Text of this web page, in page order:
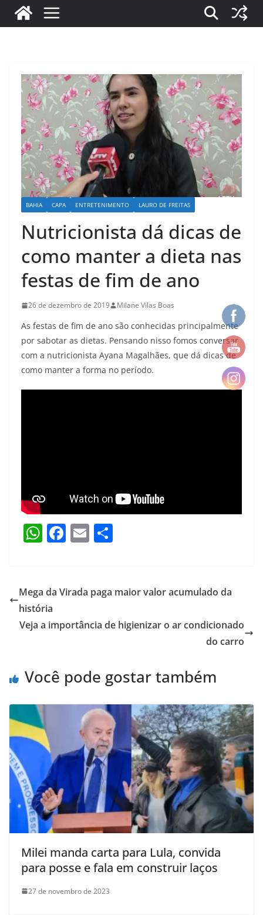
BAHIA CAPA ENTRETENIMENTO LAURO DE FREITAS
Nutricionista dá dicas de
como manter a dieta nas
festas de fim de ano
26 de dezembro de 2019 Milane Vilas Boas
As festas de fim de ano são conhecidas principalmente
por sabotar as dietas. Pensando nisso fomos conversar
com a nutricionista Ayana Magalhães, que dá dicas de
como manter a forma no período.
W
s
A
p
F
e
o
E
l e
Mega da Virada paga maior valor acumulado da
história
Veja a importância de higienizar o ar condicionado
do carro
Você pode gostar também
Milei manda carta para Lula, convida
para posse e fala em construir laços
27 de novembro de 2023